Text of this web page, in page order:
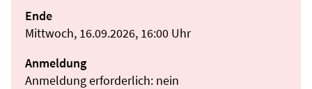
Ende
Mittwoch, 16.09.2026, 16:00 Uhr
Anmeldung
Anmeldung erforderlich: nein